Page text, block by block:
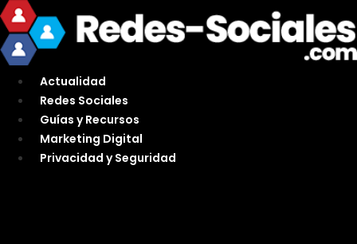
Ir
al
contenido
Actualidad
Redes Sociales
Guías y Recursos
Marketing Digital
Privacidad y Seguridad